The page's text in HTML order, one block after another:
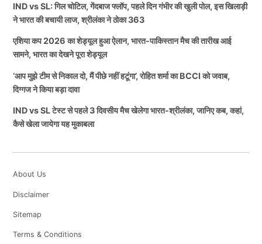
IND vs SL: गिल चोटिल, गेंदबाज फ्लॉप, पहले दिन गंभीर की खुली पोल, इस खिलाड़ी
ने भारत की बचायी लाज, श्रीलंका ने ठोका 363
एशिया कप 2026 का शेड्यूल हुआ ऐलान, भारत-पाकिस्तान मैच की तारीख आई
सामने, भारत का देखने पूरा शेड्यूल
‘आप मुझे टीम से निकाल दो, मैं पीछे नहीं हटूंगा’, रोहित शर्मा का BCCI को जवाब,
दिग्गज ने किया बड़ा दावा
IND vs SL टेस्ट से पहले 3 दिवसीय मैच खेलेगा भारत-श्रीलंका, जानिए कब, कहां,
कैसे खेला जायेगा यह मुकाबला
About Us
Disclaimer
Sitemap
Terms & Conditions